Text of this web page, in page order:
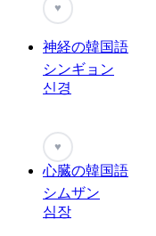
♥
神経の韓国語
シンギョン
신경
♥
心臓の韓国語
シムザン
심장